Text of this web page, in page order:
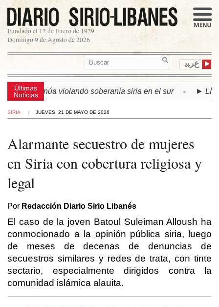
Fundado el 12 de Enero de 1929
Domingo 9 de Agosto de 2026
ﻉﺮﺒﻳ
Últimas
Noticias
continúa violando soberanía siria en el sur ►
SIRIA JUEVES, 21 DE MAYO DE 2026
Alarmante secuestro de mujeres
en Siria con cobertura religiosa y
legal
Por Redacción Diario Sirio Libanés
El caso de la joven Batoul Suleiman Alloush ha
conmocionado a la opinión pública siria, luego
de meses de decenas de denuncias de
secuestros similares y redes de trata, con tinte
sectario, especialmente dirigidos contra la
comunidad islámica alauita.